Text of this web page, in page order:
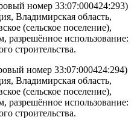
номер 33:07:000424:293)
Владимирская область,
(сельское поселение),
разрешённое использование:
строительства.
номер 33:07:000424:294)
Владимирская область,
(сельское поселение),
разрешённое использование:
строительства.